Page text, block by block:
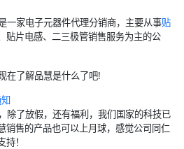
一家电子元器件代理分销商，主要从事贴
贴片电感、二三极管销售服务为主的公
在了解品慧是什么了吧!
除了放假，还有福利，我们国家的科技已
销售的产品也可以上月球，感觉公司同仁
！